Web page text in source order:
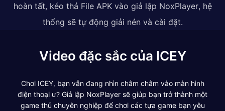
hoàn tất, kéo thả File APK vào giả lập NoxPlayer, hệ
thống sẽ tự động giải nén và cài đặt.
Video đặc sắc của ICEY
Chơi ICEY, bạn vẫn đang nhìn chằm chằm vào màn hình
điện thoại ư? Giả lập NoxPlayer sẽ giúp bạn trở thành một
game thủ chuyên nghiệp để chơi các tựa game bạn yêu